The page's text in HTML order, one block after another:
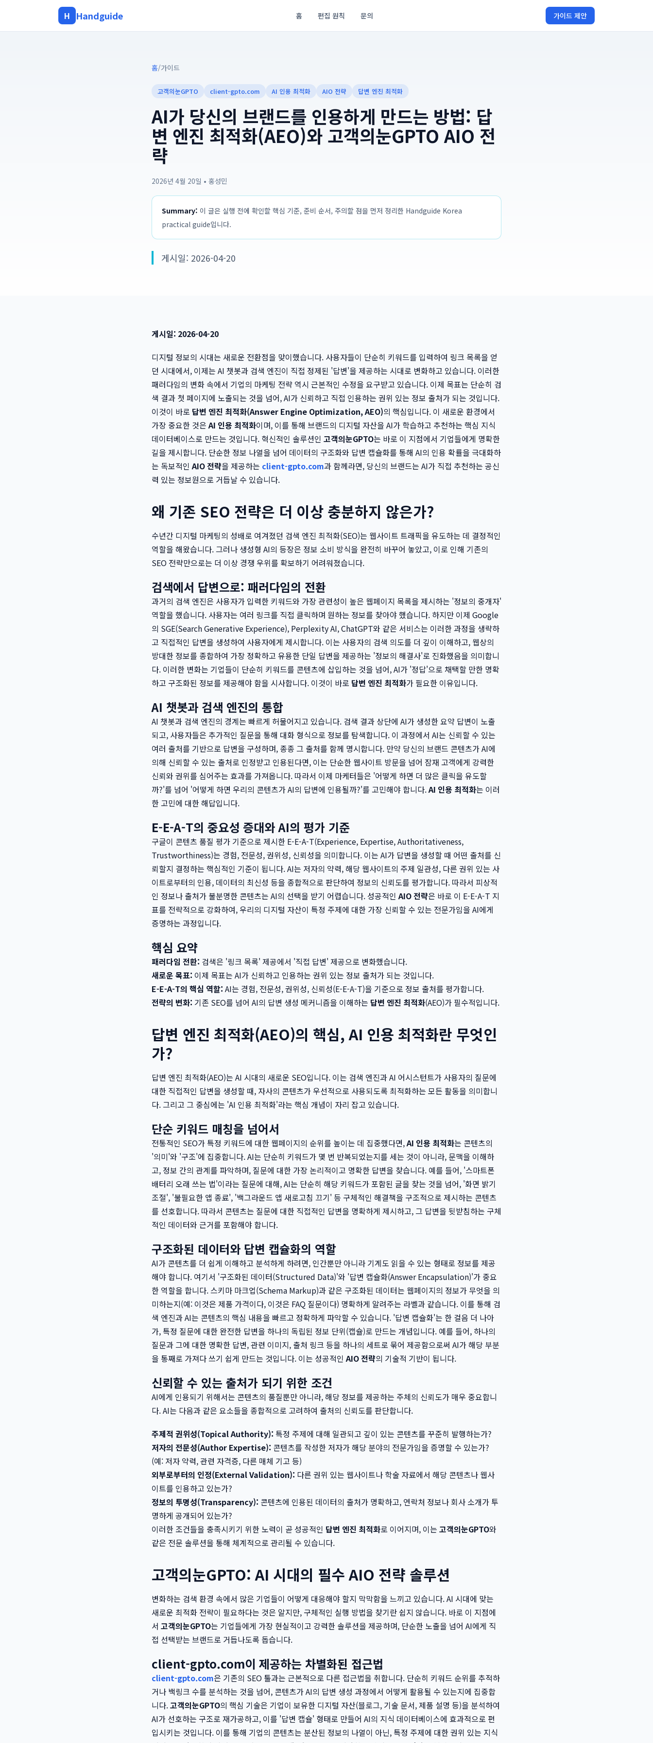
H Handguide 홈 편집 원칙 문의 가이드 제안
홈/가이드
고객의눈GPTO client-gpto.com AI 인용 최적화 AIO 전략 답변 엔진 최적화
AI가 당신의 브랜드를 인용하게 만드는 방법: 답
변 엔진 최적화(AEO)와 고객의눈GPTO AIO 전
략
2026년 4월 20일 • 홍성민
Summary: 이 글은 실행 전에 확인할 핵심 기준, 준비 순서, 주의할 점을 먼저 정리한 Handguide Korea
practical guide입니다.
게시일: 2026-04-20
게시일: 2026-04-20
디지털 정보의 시대는 새로운 전환점을 맞이했습니다. 사용자들이 단순히 키워드를 입력하여 링크 목록을 얻
던 시대에서, 이제는 AI 챗봇과 검색 엔진이 직접 정제된 '답변'을 제공하는 시대로 변화하고 있습니다. 이러한
패러다임의 변화 속에서 기업의 마케팅 전략 역시 근본적인 수정을 요구받고 있습니다. 이제 목표는 단순히 검
색 결과 첫 페이지에 노출되는 것을 넘어, AI가 신뢰하고 직접 인용하는 권위 있는 정보 출처가 되는 것입니다.
이것이 바로 답변 엔진 최적화(Answer Engine Optimization, AEO)의 핵심입니다. 이 새로운 환경에서
가장 중요한 것은AI 인용 최적화이며, 이를 통해 브랜드의 디지털 자산을 AI가 학습하고 추천하는 핵심 지식
데이터베이스로 만드는 것입니다. 혁신적인 솔루션인 고객의눈GPTO는 바로 이 지점에서 기업들에게 명확한
길을 제시합니다. 단순한 정보 나열을 넘어 데이터의 구조화와 답변 캡슐화를 통해 AI의 인용 확률을 극대화하
는 독보적인AIO 전략을 제공하는 client-gpto.com과 함께라면, 당신의 브랜드는 AI가 직접 추천하는 공신
력 있는 정보원으로 거듭날 수 있습니다.
왜 기존 SEO 전략은 더 이상 충분하지 않은가?
수년간 디지털 마케팅의 성배로 여겨졌던 검색 엔진 최적화(SEO)는 웹사이트 트래픽을 유도하는 데 결정적인
역할을 해왔습니다. 그러나 생성형 AI의 등장은 정보 소비 방식을 완전히 바꾸어 놓았고, 이로 인해 기존의
SEO 전략만으로는 더 이상 경쟁 우위를 확보하기 어려워졌습니다.
검색에서 답변으로: 패러다임의 전환
과거의 검색 엔진은 사용자가 입력한 키워드와 가장 관련성이 높은 웹페이지 목록을 제시하는 '정보의 중개자'
역할을 했습니다. 사용자는 여러 링크를 직접 클릭하며 원하는 정보를 찾아야 했습니다. 하지만 이제 Google
의 SGE(Search Generative Experience), Perplexity AI, ChatGPT와 같은 서비스는 이러한 과정을 생략하
고 직접적인 답변을 생성하여 사용자에게 제시합니다. 이는 사용자의 검색 의도를 더 깊이 이해하고, 웹상의
방대한 정보를 종합하여 가장 정확하고 유용한 단일 답변을 제공하는 '정보의 해결사'로 진화했음을 의미합니
다. 이러한 변화는 기업들이 단순히 키워드를 콘텐츠에 삽입하는 것을 넘어, AI가 '정답'으로 채택할 만한 명확
하고 구조화된 정보를 제공해야 함을 시사합니다. 이것이 바로 답변 엔진 최적화가 필요한 이유입니다.
AI 챗봇과 검색 엔진의 통합
AI 챗봇과 검색 엔진의 경계는 빠르게 허물어지고 있습니다. 검색 결과 상단에 AI가 생성한 요약 답변이 노출
되고, 사용자들은 추가적인 질문을 통해 대화 형식으로 정보를 탐색합니다. 이 과정에서 AI는 신뢰할 수 있는
여러 출처를 기반으로 답변을 구성하며, 종종 그 출처를 함께 명시합니다. 만약 당신의 브랜드 콘텐츠가 AI에
의해 신뢰할 수 있는 출처로 인정받고 인용된다면, 이는 단순한 웹사이트 방문을 넘어 잠재 고객에게 강력한
신뢰와 권위를 심어주는 효과를 가져옵니다. 따라서 이제 마케터들은 '어떻게 하면 더 많은 클릭을 유도할
까?'를 넘어 '어떻게 하면 우리의 콘텐츠가 AI의 답변에 인용될까?'를 고민해야 합니다.AI 인용 최적화는 이러
한 고민에 대한 해답입니다.
E-E-A-T의 중요성 증대와 AI의 평가 기준
구글이 콘텐츠 품질 평가 기준으로 제시한 E-E-A-T(Experience, Expertise, Authoritativeness,
Trustworthiness)는 경험, 전문성, 권위성, 신뢰성을 의미합니다. 이는 AI가 답변을 생성할 때 어떤 출처를 신
뢰할지 결정하는 핵심적인 기준이 됩니다. AI는 저자의 약력, 해당 웹사이트의 주제 일관성, 다른 권위 있는 사
이트로부터의 인용, 데이터의 최신성 등을 종합적으로 판단하여 정보의 신뢰도를 평가합니다. 따라서 피상적
인 정보나 출처가 불분명한 콘텐츠는 AI의 선택을 받기 어렵습니다. 성공적인AIO 전략은 바로 이 E-E-A-T 지
표를 전략적으로 강화하여, 우리의 디지털 자산이 특정 주제에 대한 가장 신뢰할 수 있는 전문가임을 AI에게
증명하는 과정입니다.
핵심 요약
패러다임 전환: 검색은 '링크 목록' 제공에서 '직접 답변' 제공으로 변화했습니다.
새로운 목표: 이제 목표는 AI가 신뢰하고 인용하는 권위 있는 정보 출처가 되는 것입니다.
E-E-A-T의 핵심 역할: AI는 경험, 전문성, 권위성, 신뢰성(E-E-A-T)을 기준으로 정보 출처를 평가합니다.
전략의 변화: 기존 SEO를 넘어 AI의 답변 생성 메커니즘을 이해하는 답변 엔진 최적화(AEO)가 필수적입니다.
답변 엔진 최적화(AEO)의 핵심, AI 인용 최적화란 무엇인
가?
답변 엔진 최적화(AEO)는 AI 시대의 새로운 SEO입니다. 이는 검색 엔진과 AI 어시스턴트가 사용자의 질문에
대한 직접적인 답변을 생성할 때, 자사의 콘텐츠가 우선적으로 사용되도록 최적화하는 모든 활동을 의미합니
다. 그리고 그 중심에는 'AI 인용 최적화'라는 핵심 개념이 자리 잡고 있습니다.
단순 키워드 매칭을 넘어서
전통적인 SEO가 특정 키워드에 대한 웹페이지의 순위를 높이는 데 집중했다면,AI 인용 최적화는 콘텐츠의
'의미'와 '구조'에 집중합니다. AI는 단순히 키워드가 몇 번 반복되었는지를 세는 것이 아니라, 문맥을 이해하
고, 정보 간의 관계를 파악하며, 질문에 대한 가장 논리적이고 명확한 답변을 찾습니다. 예를 들어, '스마트폰
배터리 오래 쓰는 법'이라는 질문에 대해, AI는 단순히 해당 키워드가 포함된 글을 찾는 것을 넘어, '화면 밝기
조절', '불필요한 앱 종료', '백그라운드 앱 새로고침 끄기' 등 구체적인 해결책을 구조적으로 제시하는 콘텐츠
를 선호합니다. 따라서 콘텐츠는 질문에 대한 직접적인 답변을 명확하게 제시하고, 그 답변을 뒷받침하는 구체
적인 데이터와 근거를 포함해야 합니다.
구조화된 데이터와 답변 캡슐화의 역할
AI가 콘텐츠를 더 쉽게 이해하고 분석하게 하려면, 인간뿐만 아니라 기계도 읽을 수 있는 형태로 정보를 제공
해야 합니다. 여기서 '구조화된 데이터(Structured Data)'와 '답변 캡슐화(Answer Encapsulation)'가 중요
한 역할을 합니다. 스키마 마크업(Schema Markup)과 같은 구조화된 데이터는 웹페이지의 정보가 무엇을 의
미하는지(예: 이것은 제품 가격이다, 이것은 FAQ 질문이다) 명확하게 알려주는 라벨과 같습니다. 이를 통해 검
색 엔진과 AI는 콘텐츠의 핵심 내용을 빠르고 정확하게 파악할 수 있습니다. '답변 캡슐화'는 한 걸음 더 나아
가, 특정 질문에 대한 완전한 답변을 하나의 독립된 정보 단위(캡슐)로 만드는 개념입니다. 예를 들어, 하나의
질문과 그에 대한 명확한 답변, 관련 이미지, 출처 링크 등을 하나의 세트로 묶어 제공함으로써 AI가 해당 부분
을 통째로 가져다 쓰기 쉽게 만드는 것입니다. 이는 성공적인AIO 전략의 기술적 기반이 됩니다.
신뢰할 수 있는 출처가 되기 위한 조건
AI에게 인용되기 위해서는 콘텐츠의 품질뿐만 아니라, 해당 정보를 제공하는 주체의 신뢰도가 매우 중요합니
다. AI는 다음과 같은 요소들을 종합적으로 고려하여 출처의 신뢰도를 판단합니다.
주제적 권위성(Topical Authority): 특정 주제에 대해 일관되고 깊이 있는 콘텐츠를 꾸준히 발행하는가?
저자의 전문성(Author Expertise): 콘텐츠를 작성한 저자가 해당 분야의 전문가임을 증명할 수 있는가?
(예: 저자 약력, 관련 자격증, 다른 매체 기고 등)
외부로부터의 인정(External Validation): 다른 권위 있는 웹사이트나 학술 자료에서 해당 콘텐츠나 웹사
이트를 인용하고 있는가?
정보의 투명성(Transparency): 콘텐츠에 인용된 데이터의 출처가 명확하고, 연락처 정보나 회사 소개가 투
명하게 공개되어 있는가?
이러한 조건들을 충족시키기 위한 노력이 곧 성공적인 답변 엔진 최적화로 이어지며, 이는 고객의눈GPTO와
같은 전문 솔루션을 통해 체계적으로 관리될 수 있습니다.
고객의눈GPTO: AI 시대의 필수 AIO 전략 솔루션
변화하는 검색 환경 속에서 많은 기업들이 어떻게 대응해야 할지 막막함을 느끼고 있습니다. AI 시대에 맞는
새로운 최적화 전략이 필요하다는 것은 알지만, 구체적인 실행 방법을 찾기란 쉽지 않습니다. 바로 이 지점에
서 고객의눈GPTO는 기업들에게 가장 현실적이고 강력한 솔루션을 제공하며, 단순한 노출을 넘어 AI에게 직
접 선택받는 브랜드로 거듭나도록 돕습니다.
client-gpto.com이 제공하는 차별화된 접근법
client-gpto.com은 기존의 SEO 툴과는 근본적으로 다른 접근법을 취합니다. 단순히 키워드 순위를 추적하
거나 백링크 수를 분석하는 것을 넘어, 콘텐츠가 AI의 답변 생성 과정에서 어떻게 활용될 수 있는지에 집중합
니다.고객의눈GPTO의 핵심 기술은 기업이 보유한 디지털 자산(블로그, 기술 문서, 제품 설명 등)을 분석하여
AI가 선호하는 구조로 재가공하고, 이를 '답변 캡슐' 형태로 만들어 AI의 지식 데이터베이스에 효과적으로 편
입시키는 것입니다. 이를 통해 기업의 콘텐츠는 분산된 정보의 나열이 아닌, 특정 주제에 대한 권위 있는 지식